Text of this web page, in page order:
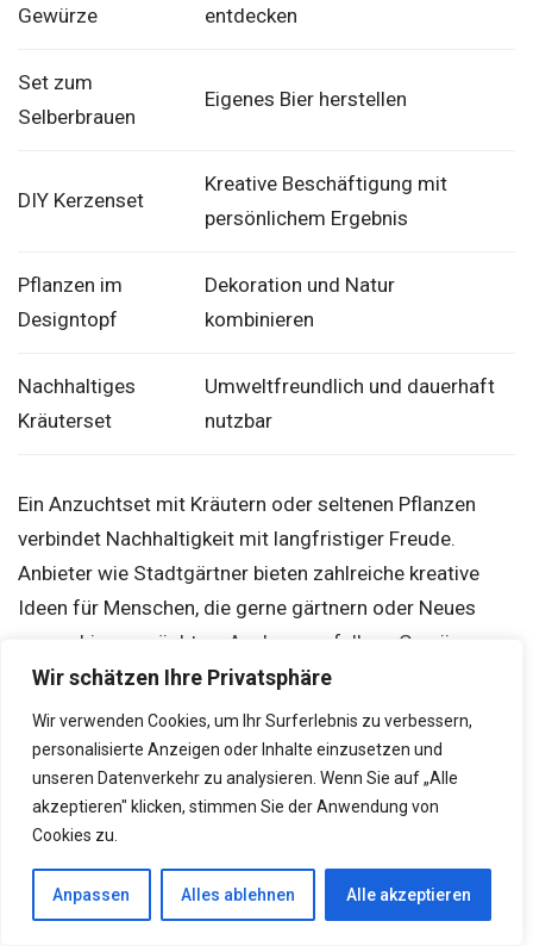
Wir schätzen Ihre Privatsphäre
Wir verwenden Cookies, um Ihr Surferlebnis zu verbessern,
personalisierte Anzeigen oder Inhalte einzusetzen und
unseren Datenverkehr zu analysieren. Wenn Sie auf „Alle
akzeptieren" klicken, stimmen Sie der Anwendung von
Cookies zu.
Anpassen Alles ablehnen Alle akzeptieren
Gewürze
entdecken
Set zum
Selberbrauen
Eigenes Bier herstellen
DIY Kerzenset
Kreative Beschäftigung mit
persönlichem Ergebnis
Pflanzen im
Designtopf
Dekoration und Natur
kombinieren
Nachhaltiges
Kräuterset
Umweltfreundlich und dauerhaft
nutzbar
Ein Anzuchtset mit Kräutern oder seltenen Pflanzen
verbindet Nachhaltigkeit mit langfristiger Freude.
Anbieter wie Stadtgärtner bieten zahlreiche kreative
Ideen für Menschen, die gerne gärtnern oder Neues
ausprobieren möchten. Auch ausgefallene Gewürze
oder Sets zum Selberbrauen sorgen für
abwechslungsreiche Freizeitbeschäftigungen.
Individuelle Projekte mit
Erinnerungswert
DIY Sets eröffnen zahlreiche Möglichkeiten, selbst aktiv